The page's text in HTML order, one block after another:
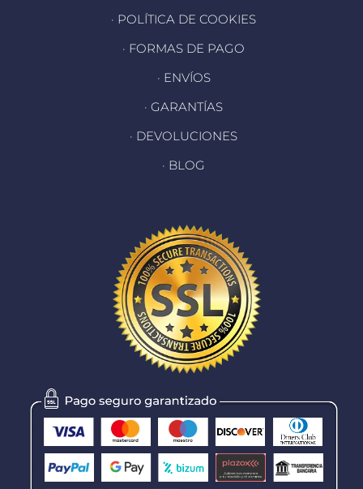
· POLÍTICA DE COOKIES
· FORMAS DE PAGO
· ENVÍOS
· GARANTÍAS
· DEVOLUCIONES
· BLOG